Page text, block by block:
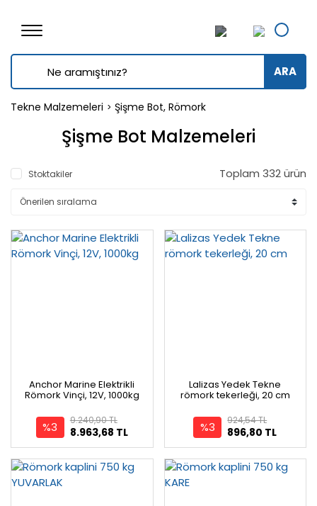
ARA
Tekne Malzemeleri Şişme Bot, Römork
Şişme Bot Malzemeleri
Stoktakiler Toplam 332 ürün
Anchor Marine Elektrikli
Römork Vinçi, 12V, 1000kg
%3 8.963,68 TL
9.240,90 TL
Lalizas Yedek Tekne
römork tekerleği, 20 cm
%3 896,80 TL
924,54 TL